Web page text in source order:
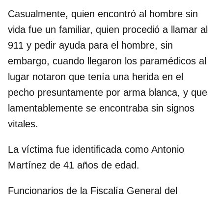
Casualmente, quien encontró al hombre sin
vida fue un familiar, quien procedió a llamar al
911 y pedir ayuda para el hombre, sin
embargo, cuando llegaron los paramédicos al
lugar notaron que tenía una herida en el
pecho presuntamente por arma blanca, y que
lamentablemente se encontraba sin signos
vitales.
La víctima fue identificada como Antonio
Martínez de 41 años de edad.
Funcionarios de la Fiscalía General del